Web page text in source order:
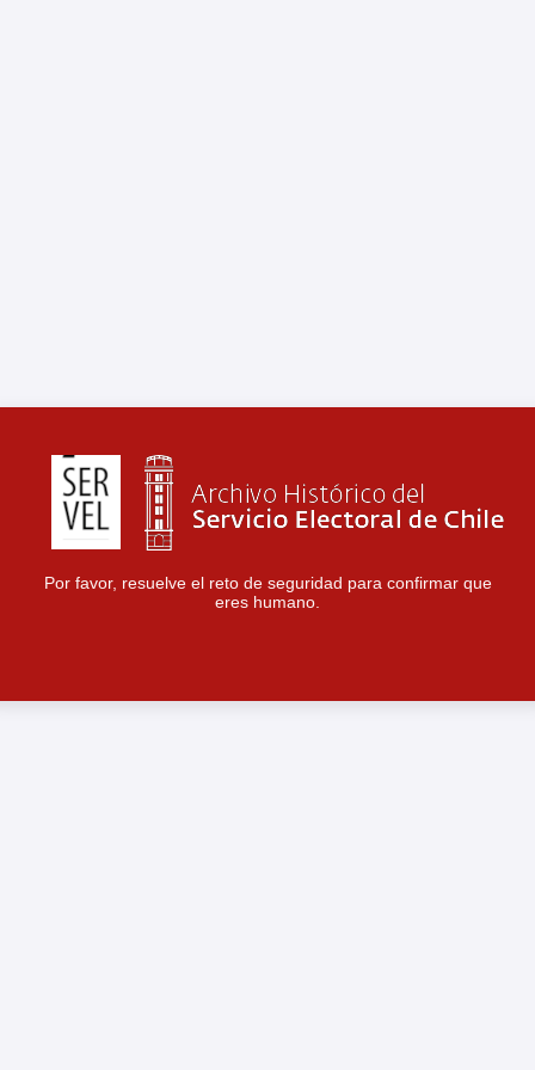
Por favor, resuelve el reto de seguridad para confirmar que
eres humano.